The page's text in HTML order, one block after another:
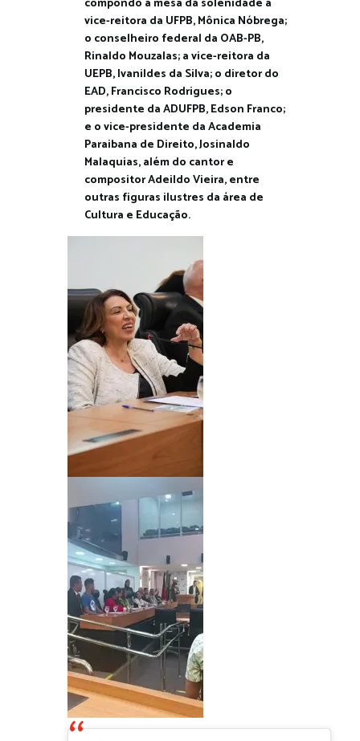
vice-reitora da UFPB, Mônica Nóbrega;
o conselheiro federal da OAB-PB,
Rinaldo Mouzalas; a vice-reitora da
UEPB, Ivanildes da Silva; o diretor do
EAD, Francisco Rodrigues; o
presidente da ADUFPB, Edson Franco;
e o vice-presidente da Academia
Paraibana de Direito, Josinaldo
Malaquias, além do cantor e
compositor Adeildo Vieira, entre
outras figuras ilustres da área de
Cultura e Educação.